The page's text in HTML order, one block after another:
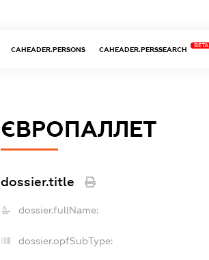
CAHEADER.PERSONS CAHEADER.PERSSEARCH
BETA
ЄВРОПАЛЛЕТ
dossier.title
dossier.fullName:
dossier.opfSubType: